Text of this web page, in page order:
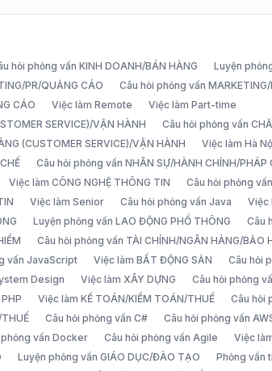
hỏi phỏng vấn KINH DOANH/BÁN HÀNG Luyện
PR/QUẢNG CÁO
Câu hỏi phỏng vấn
CÁO
Việc làm Remote
Việc làm Part-time
SERVICE)/VẬN HÀNH
Câu hỏi phỏng vấn
(CUSTOMER SERVICE)/VẬN HÀNH
Việc làm Hà
Câu hỏi phỏng vấn NHÂN SỰ/HÀNH CHÍNH/PHÁP
Việc làm CÔNG NGHỆ THÔNG TIN
Câu hỏi phỏng
Việc làm Senior Câu hỏi phỏng vấn Java
Việc
Luyện phỏng vấn LAO ĐỘNG PHỔ THÔNG Câu
Câu hỏi phỏng vấn TÀI CHÍNH/NGÂN HÀNG/BẢO
vấn JavaScript Việc làm BẤT ĐỘNG SẢN Câu hỏi
Design Việc làm XÂY DỰNG Câu hỏi phỏng
Việc làm KẾ TOÁN/KIỂM TOÁN/THUẾ
Câu hỏi
Câu hỏi phỏng vấn C# Câu hỏi phỏng vấn
phỏng vấn Docker Câu hỏi phỏng vấn Agile
Việc
Luyện phỏng vấn GIÁO DỤC/ĐÀO TẠO Phỏng vấn